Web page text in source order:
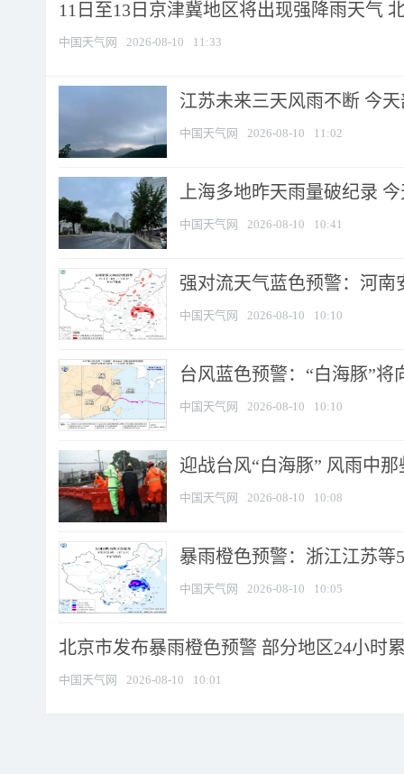
11日至13日京津冀地区将出现强降雨天气
中国天气网 2026-08-10 11:33
江苏未来三天风雨不断 今
中国天气网 2026-08-10 11:02
上海多地昨天雨量破纪录
中国天气网 2026-08-10 10:41
强对流天气蓝色预警：河南
中国天气网 2026-08-10 10:10
台风蓝色预警：“白海豚”
中国天气网 2026-08-10 10:10
迎战台风“白海豚” 风雨中
中国天气网 2026-08-10 10:08
暴雨橙色预警：浙江江苏等
中国天气网 2026-08-10 10:05
北京市发布暴雨橙色预警 部分地区24小时
中国天气网 2026-08-10 10:01